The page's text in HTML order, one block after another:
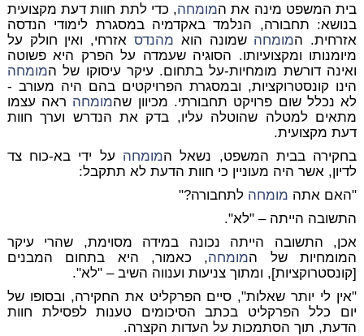
בית המשפט מינה את המומחה, כדי לתת חוות דעת מקצועית
בנושא: תחבורה, הנלמד באקדמיה במסגרת לימודי הנדסה
אזרחית. המומחה שמונה הוא מהנדס אזרחי, ואין חולק על
מיומנותו ומקצועיותו. הסוגיה שעמדה על הפרק היא פשוטה
ואינה דורשת מומחיות-על בתחום. עיקר עיסוקו של המומחה
הינו קונסטרוקציות, ובמסגרת הפרויקטים בהם היה מעורב -
לא נכלל שום פרויקט תחבורתי. מכיוון שהמומחה ראה עצמו
מתאים למטלה שהוטלה עליו, בדק את הנדרש וערך חוות
דעת מקצועית.
בחקירה בבית המשפט, נשאל המומחה על ידי בא-כוח צד
לדיון, אשר היה מעוניין כי חוות הדעת לא תתקבל:
"האם אתה מומחה לתחבורה?"
התשובה הייתה – "לא".
אכן, התשובה הייתה נכונה במידה מסוימת, שהרי עיקר
המומחיות של המומחה, כאמור, היא בתחום המבנים
[קונסטרוקציות], ומתוך צניעות וענווה השיב – "לא".
"אין לי יותר שאלות", סיים הפרקליט את החקירה, ובסופו של
יום כלל הפרקליט בכתב הסיכומים טענות לפסילת חוות
הדעת, תוך הסתמכות על העדות הקצרה.